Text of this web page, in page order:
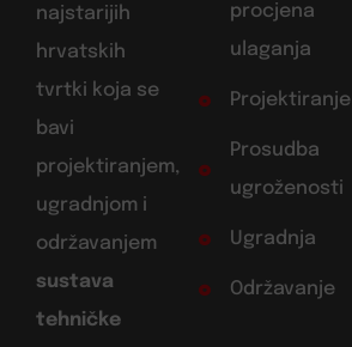
najstarijih
hrvatskih
tvrtki koja se
bavi
projektiranjem,
ugradnjom i
održavanjem
sustava
tehničke
procjena
ulaganja
Projektiranje
Prosudba
ugroženosti
Ugradnja
Održavanje